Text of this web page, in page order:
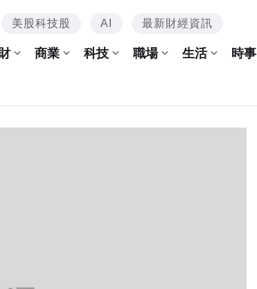
美股科技股 AI 最新財經資訊
商業 科技 職場 生活 時事